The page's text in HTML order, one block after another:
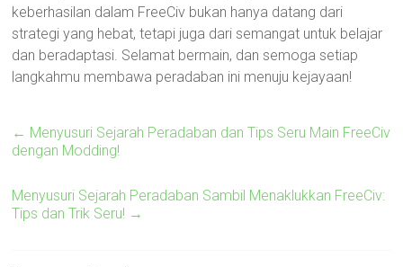
keberhasilan dalam FreeCiv bukan hanya datang dari
strategi yang hebat, tetapi juga dari semangat untuk belajar
dan beradaptasi. Selamat bermain, dan semoga setiap
langkahmu membawa peradaban ini menuju kejayaan!
← Menyusuri Sejarah Peradaban dan Tips Seru Main FreeCiv
dengan Modding!
Menyusuri Sejarah Peradaban Sambil Menaklukkan FreeCiv:
Tips dan Trik Seru! →